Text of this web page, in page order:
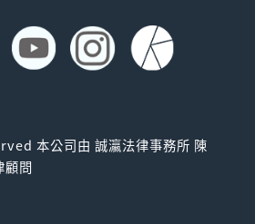
本公司由 誠瀛法律事務所 陳
顧問